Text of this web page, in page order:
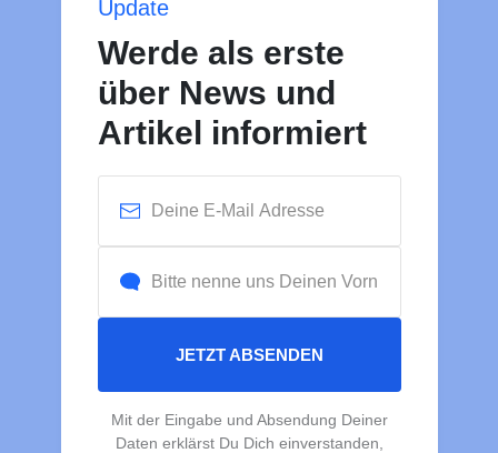
Update
Werde als erste
über News und
Artikel informiert
JETZT ABSENDEN
Mit der Eingabe und Absendung Deiner
Daten erklärst Du Dich einverstanden,